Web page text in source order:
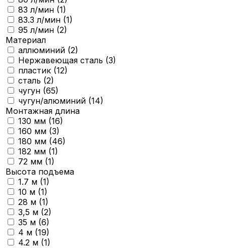
83 л/мин (1)
83.3 л/мин (1)
95 л/мин (2)
Материал
аллюминий (2)
Нержавеющая сталь (3)
пластик (12)
сталь (2)
чугун (65)
чугун/алюминий (14)
Монтажная длина
130 мм (16)
160 мм (3)
180 мм (46)
182 мм (1)
72 мм (1)
Высота подъема
1.7 м (1)
10 м (1)
28 м (1)
3,5 м (2)
35 м (6)
4 м (19)
4.2 м (1)